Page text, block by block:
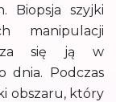
Biopsja szyjki
manipulacji
się ją w
dnia. Podczas
obszaru, który